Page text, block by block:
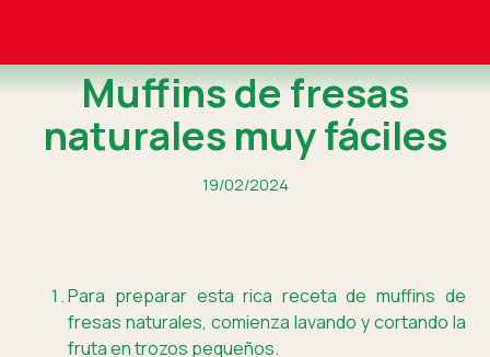
Muffins de fresas
naturales muy fáciles
19/02/2024
Para preparar esta rica receta de muffins de
fresas naturales, comienza lavando y cortando la
fruta en trozos pequeños.